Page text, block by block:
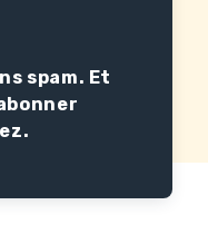
spam. Et